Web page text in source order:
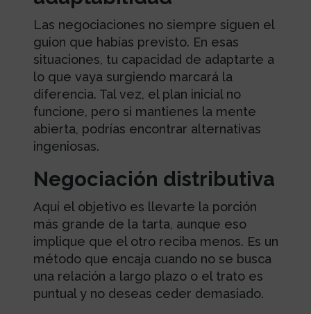
Las negociaciones no siempre siguen el
guion que habías previsto. En esas
situaciones, tu capacidad de adaptarte a
lo que vaya surgiendo marcará la
diferencia. Tal vez, el plan inicial no
funcione, pero si mantienes la mente
abierta, podrías encontrar alternativas
ingeniosas.
Negociación distributiva
Aquí el objetivo es llevarte la porción
más grande de la tarta, aunque eso
implique que el otro reciba menos. Es un
método que encaja cuando no se busca
una relación a largo plazo o el trato es
puntual y no deseas ceder demasiado.